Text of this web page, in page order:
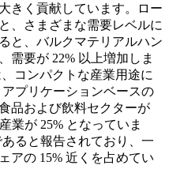
きく貢献しています。ロー
、さまざまな需要レベルに
と、バルクマテリアルハン
需要が 22% 以上増加しま
コンパクトな産業用途に
プリケーションベースの
品および飲料セクターが
業が 25% となっていま
ると報告されており、一
アの 15% 近くを占めてい